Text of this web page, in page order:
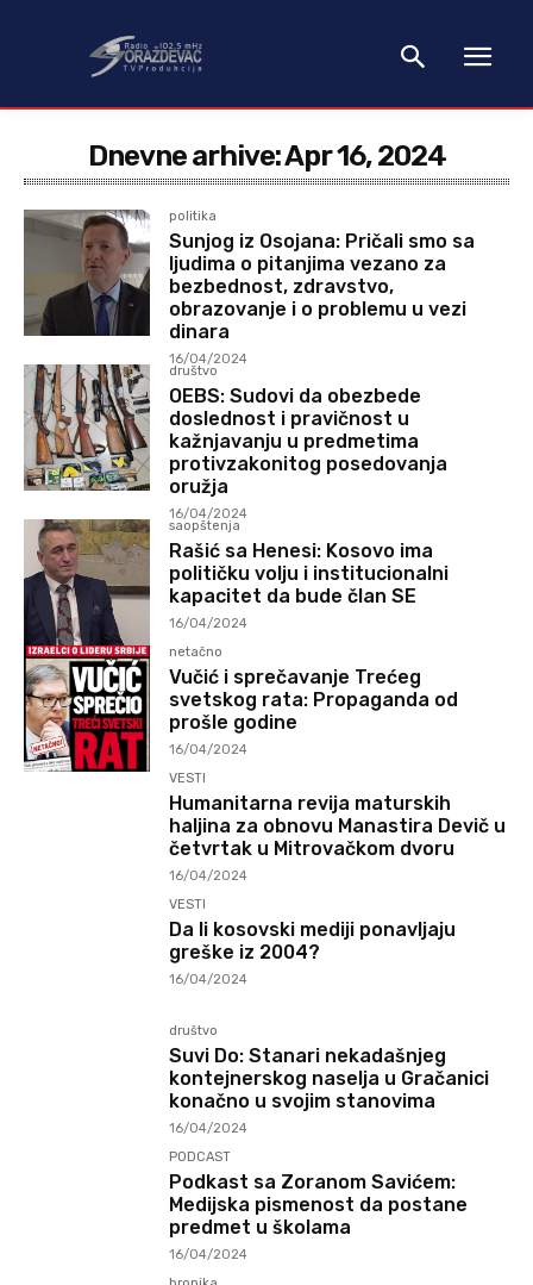
Dnevne arhive: Apr 16, 2024
politika
Sunjog iz Osojana: Pričali smo sa
ljudima o pitanjima vezano za
bezbednost, zdravstvo,
obrazovanje i o problemu u vezi
dinara
16/04/2024
društvo
OEBS: Sudovi da obezbede
doslednost i pravičnost u
kažnjavanju u predmetima
protivzakonitog posedovanja
oružja
16/04/2024
saopštenja
Rašić sa Henesi: Kosovo ima
političku volju i institucionalni
kapacitet da bude član SE
16/04/2024
netačno
Vučić i sprečavanje Trećeg
svetskog rata: Propaganda od
prošle godine
16/04/2024
VESTI
Humanitarna revija maturskih
haljina za obnovu Manastira Devič u
četvrtak u Mitrovačkom dvoru
16/04/2024
VESTI
Da li kosovski mediji ponavljaju
greške iz 2004?
16/04/2024
društvo
Suvi Do: Stanari nekadašnjeg
kontejnerskog naselja u Gračanici
konačno u svojim stanovima
16/04/2024
PODCAST
Podkast sa Zoranom Savićem:
Medijska pismenost da postane
predmet u školama
16/04/2024